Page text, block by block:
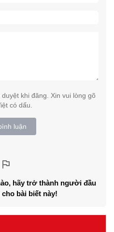
khi đăng. Xin vui lòng gõ
có dấu.
luận
hãy trở thành người đầu
bài biết này!